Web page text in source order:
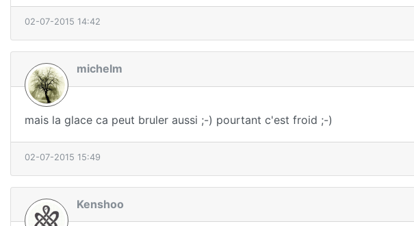
02-07-2015 14:42
michelm
mais la glace ca peut bruler aussi ;-) pourtant c'est froid ;-)
02-07-2015 15:49
Kenshoo